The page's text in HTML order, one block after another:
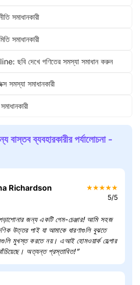
সমাধানকারী
সমাধানকারী
ছবি দেখে গণিতের সমস্যা সমাধান করুন
সমস্যা সমাধানকারী
ব্যবহারকারীর পর্যালোচনা -
Richardson ★★★★★
5/5
জন্য একটি গেম-চেঞ্জার! আমি সহজ
উত্তর পাই যা আমাকে ধারণাগুলি বুঝতে
মুখস্ত করতে নয়। এআই হোমওয়ার্ক হেল্পার
অত্যন্ত প্রস্তাবিত!”